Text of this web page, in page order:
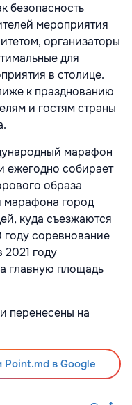
безопасность
мероприятия
организаторы
для
в столице.
к празднованию
и гостям страны
марафон
ежегодно собирает
образа
марафона город
куда съезжаются
соревнование
году
главную площадь
перенесены на
Point.md в Google